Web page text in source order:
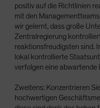
positiv auf die Richtlinien
mit den
wir gelernt, dass große
Zentralregierung
reaktionsfreudigsten sind.
lokal kontrollierte
verfolgen eine abwartende
Zweitens: Konzentrieren
hochwertigen